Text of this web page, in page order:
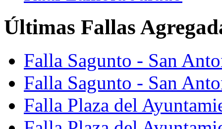
Últimas Fallas
Falla Sagunto - San
Falla Sagunto - San
Falla Plaza del